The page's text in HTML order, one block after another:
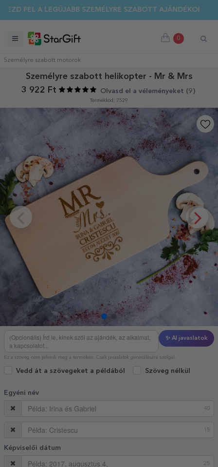
FEL A LEGÚJABB SZEMÉLYRE SZABOTT AJÁNDÉKOKAT!
0
Személyre szabott motorok
Személyre szabott helikopter - Mr & Mrs
3 922 Ft
Olvasd el a véleményeket (9 )
Termékkód: 7529
✨ AI javaslatok
Ez a szöveg nem jelenik meg a terméken. Csak javaslatok generálására szolgál.
Vedd át a szövegeket a példából Szöveg nélkül
Egyéni név
40
15
Képviselői dátum
25